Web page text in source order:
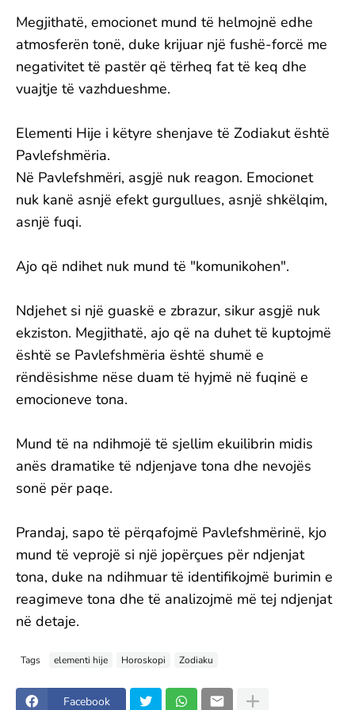
Megjithatë, emocionet mund të helmojnë edhe
atmosferën tonë, duke krijuar një fushë-forcë me
negativitet të pastër që tërheq fat të keq dhe
vuajtje të vazhdueshme.
Elementi Hije i këtyre shenjave të Zodiakut është
Pavlefshmëria.
Në Pavlefshmëri, asgjë nuk reagon. Emocionet
nuk kanë asnjë efekt gurgullues, asnjë shkëlqim,
asnjë ​​fuqi.
Ajo që ndihet nuk mund të "komunikohen".
Ndjehet si një guaskë e zbrazur, sikur asgjë nuk
ekziston. Megjithatë, ajo që na duhet të kuptojmë
është se Pavlefshmëria është shumë e
rëndësishme nëse duam të hyjmë në fuqinë e
emocioneve tona.
Mund të na ndihmojë të sjellim ekuilibrin midis
anës dramatike të ndjenjave tona dhe nevojës
sonë për paqe.
Prandaj, sapo të përqafojmë Pavlefshmërinë, kjo
mund të veprojë si një jopërçues për ndjenjat
tona, duke na ndihmuar të identifikojmë burimin e
reagimeve tona dhe të analizojmë më tej ndjenjat
në detaje.
Tags elementi hije Horoskopi Zodiaku
Facebook